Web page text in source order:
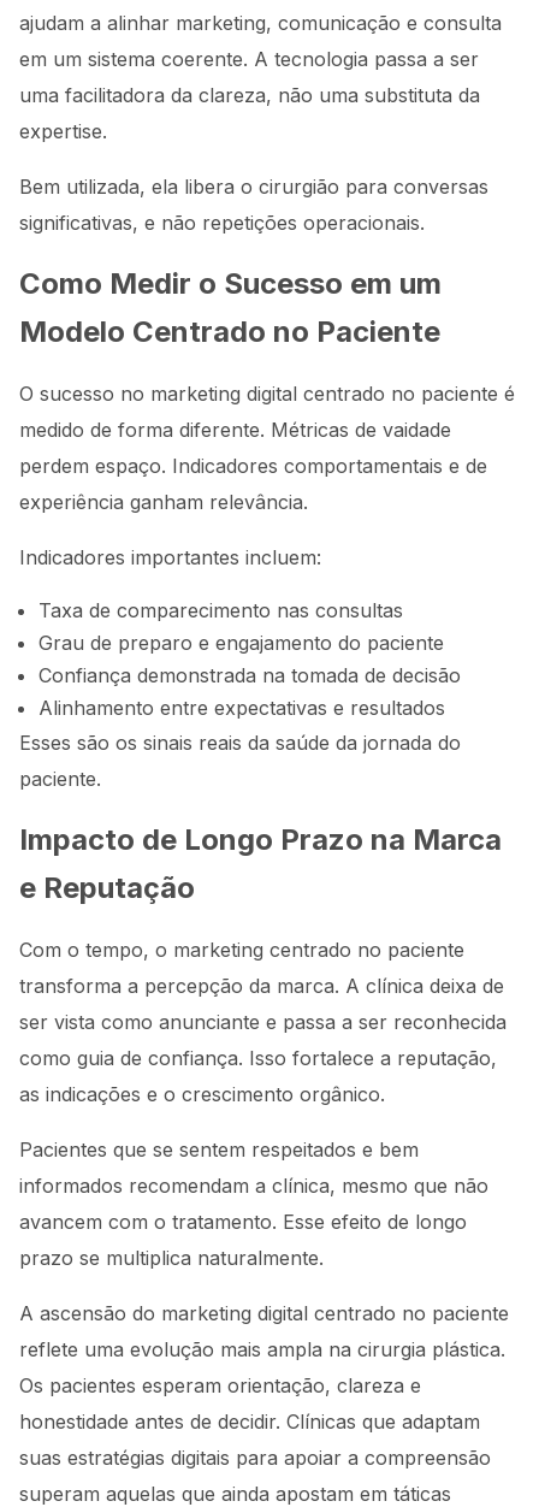
ajudam a alinhar marketing, comunicação e consulta
em um sistema coerente. A tecnologia passa a ser
uma facilitadora da clareza, não uma substituta da
expertise.
Bem utilizada, ela libera o cirurgião para conversas
significativas, e não repetições operacionais.
Como Medir o Sucesso em um
Modelo Centrado no Paciente
O sucesso no marketing digital centrado no paciente é
medido de forma diferente. Métricas de vaidade
perdem espaço. Indicadores comportamentais e de
experiência ganham relevância.
Indicadores importantes incluem:
Taxa de comparecimento nas consultas
Grau de preparo e engajamento do paciente
Confiança demonstrada na tomada de decisão
Alinhamento entre expectativas e resultados
Esses são os sinais reais da saúde da jornada do
paciente.
Impacto de Longo Prazo na Marca
e Reputação
Com o tempo, o marketing centrado no paciente
transforma a percepção da marca. A clínica deixa de
ser vista como anunciante e passa a ser reconhecida
como guia de confiança. Isso fortalece a reputação,
as indicações e o crescimento orgânico.
Pacientes que se sentem respeitados e bem
informados recomendam a clínica, mesmo que não
avancem com o tratamento. Esse efeito de longo
prazo se multiplica naturalmente.
A ascensão do marketing digital centrado no paciente
reflete uma evolução mais ampla na cirurgia plástica.
Os pacientes esperam orientação, clareza e
honestidade antes de decidir. Clínicas que adaptam
suas estratégias digitais para apoiar a compreensão
superam aquelas que ainda apostam em táticas